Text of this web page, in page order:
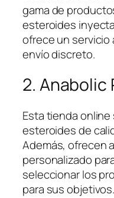
gama de
esteroides
ofrece un
envío discreto.
2. Anabolic
Esta tienda
esteroides de
Además, ofrecen
personalizado
seleccionar los
para sus objetivos.